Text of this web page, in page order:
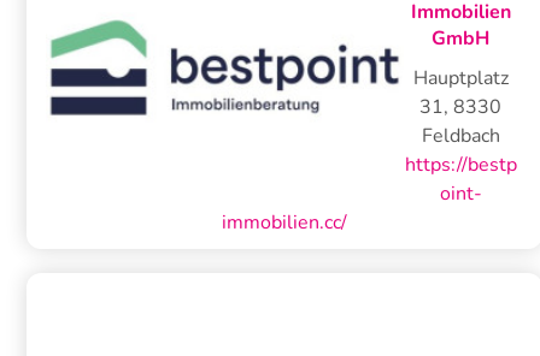
Immobilien
GmbH
Hauptplatz
31,8330
Feldbach
https://bestp
oint-
immobilien.cc/